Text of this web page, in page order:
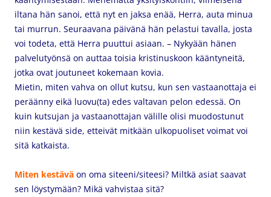
iltana hän sanoi, että nyt en jaksa enää, Herra, auta minua
tai murrun. Seuraavana päivänä hän pelastui tavalla, josta
voi todeta, että Herra puuttui asiaan. – Nykyään hänen
palvelutyönsä on auttaa toisia kristinuskoon kääntyneitä,
jotka ovat joutuneet kokemaan kovia.
Mietin, miten vahva on ollut kutsu, kun sen vastaanottaja ei
peräänny eikä luovu(ta) edes valtavan pelon edessä. On
kuin kutsujan ja vastaanottajan välille olisi muodostunut
niin kestävä side, etteivät mitkään ulkopuoliset voimat voi
sitä katkaista.
Miten kestävä on oma siteeni/siteesi? Miltkä asiat saavat
sen löystymään? Mikä vahvistaa sitä?